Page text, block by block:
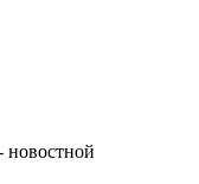
новостной